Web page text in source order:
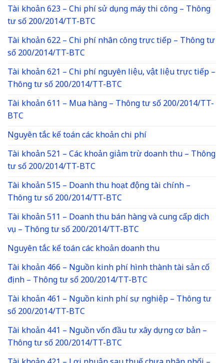
Tài khoản 623 – Chi phí sử dụng máy thi công – Thông
tư số 200/2014/TT-BTC
Tài khoản 622 – Chi phí nhân công trực tiếp – Thông tư
số 200/2014/TT-BTC
Tài khoản 621 – Chi phí nguyên liệu, vật liệu trực tiếp –
Thông tư số 200/2014/TT-BTC
Tài khoản 611 – Mua hàng – Thông tư số 200/2014/TT-
BTC
Nguyên tắc kế toán các khoản chi phí
Tài khoản 521 – Các khoản giảm trừ doanh thu – Thông
tư số 200/2014/TT-BTC
Tài khoản 515 – Doanh thu hoạt động tài chính –
Thông tư số 200/2014/TT-BTC
Tài khoản 511 – Doanh thu bán hàng và cung cấp dịch
vụ – Thông tư số 200/2014/TT-BTC
Nguyên tắc kế toán các khoản doanh thu
Tài khoản 466 – Nguồn kinh phí hình thành tài sản cố
định – Thông tư số 200/2014/TT-BTC
Tài khoản 461 – Nguồn kinh phí sự nghiệp – Thông tư
số 200/2014/TT-BTC
Tài khoản 441 – Nguồn vốn đầu tư xây dựng cơ bản –
Thông tư số 200/2014/TT-BTC